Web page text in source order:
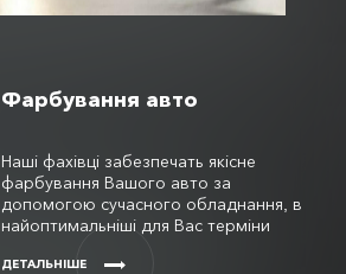
Фарбування авто
Наші фахівці забезпечать якісне
фарбування Вашого авто за
допомогою сучасного обладнання, в
найоптимальніші для Вас терміни
ДЕТАЛЬНІШЕ